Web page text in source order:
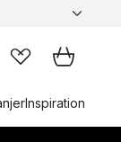
Inspiration